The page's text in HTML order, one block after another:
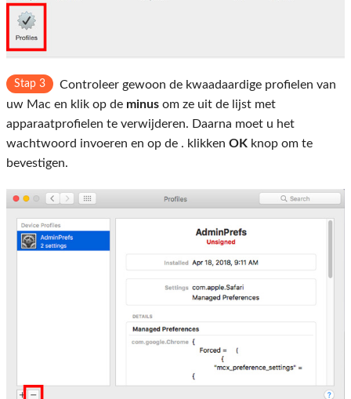
Stap 3
Controleer gewoon de kwaadaardige profielen van
uw Mac en klik op de minus om ze uit de lijst met
apparaatprofielen te verwijderen. Daarna moet u het
wachtwoord invoeren en op de . klikken OK knop om te
bevestigen.